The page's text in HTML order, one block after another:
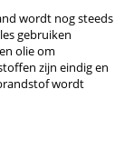
wordt nog steeds
gebruiken
olie om
zijn eindig en
wordt